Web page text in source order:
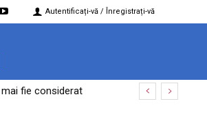
Autentificați-vă / Înregistrați-vă
mai fie considerat